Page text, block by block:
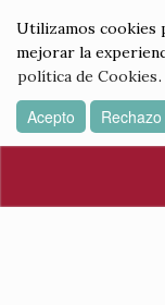
Utilizamos cookies
mejorar la
política de Cookies.
Acepto Rechazo